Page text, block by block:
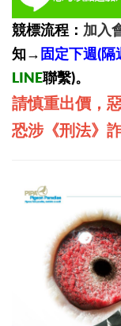
競標流程： 加入
知→ 固定下週(隔
LINE聯繫)。
請慎重出價，
恐涉《刑法》